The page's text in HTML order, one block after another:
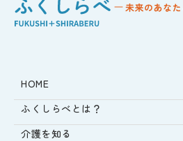
HOME
ふくしらべとは？
介護を知る